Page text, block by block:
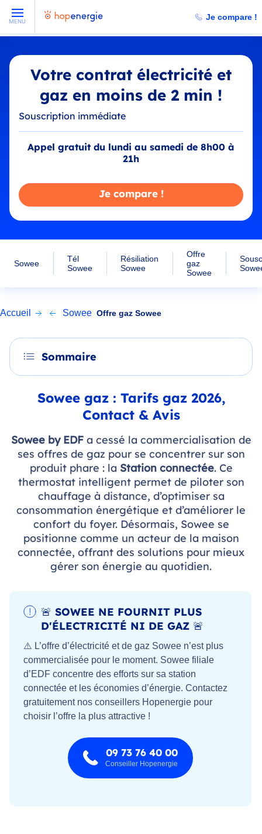
MENU Je compare !
Votre contrat électricité et
gaz en moins de 2 min !
Souscription immédiate
Appel gratuit du lundi au samedi de 8h00 à
21h
Je compare !
Sowee
Tél
Sowee
Résiliation
Sowee
Offre
gaz
Sowee
Accueil Sowee Offre gaz Sowee
Sommaire
Sowee gaz : Tarifs gaz 2026,
Contact & Avis
Sowee by EDFa cessé la commercialisation de
ses offres de gaz pour se concentrer sur son
produit phare : la Station connectée. Ce
thermostat intelligent permet de piloter son
chauffage à distance, d’optimiser sa
consommation énergétique et d’améliorer le
confort du foyer. Désormais, Sowee se
positionne comme un acteur de la maison
connectée, offrant des solutions pour mieux
gérer son énergie au quotidien.
🚨 SOWEE NE FOURNIT PLUS
D'ÉLECTRICITÉ NI DE GAZ 🚨
⚠️ L’offre d’électricité et de gaz Sowee n’est plus
commercialisée pour le moment. Sowee filiale
d’EDF concentre des efforts sur sa station
connectée et les économies d’énergie. Contactez
gratuitement nos conseillers Hopenergie pour
choisir l’offre la plus attractive !
09 73 76 40 00
Conseiller Hopenergie